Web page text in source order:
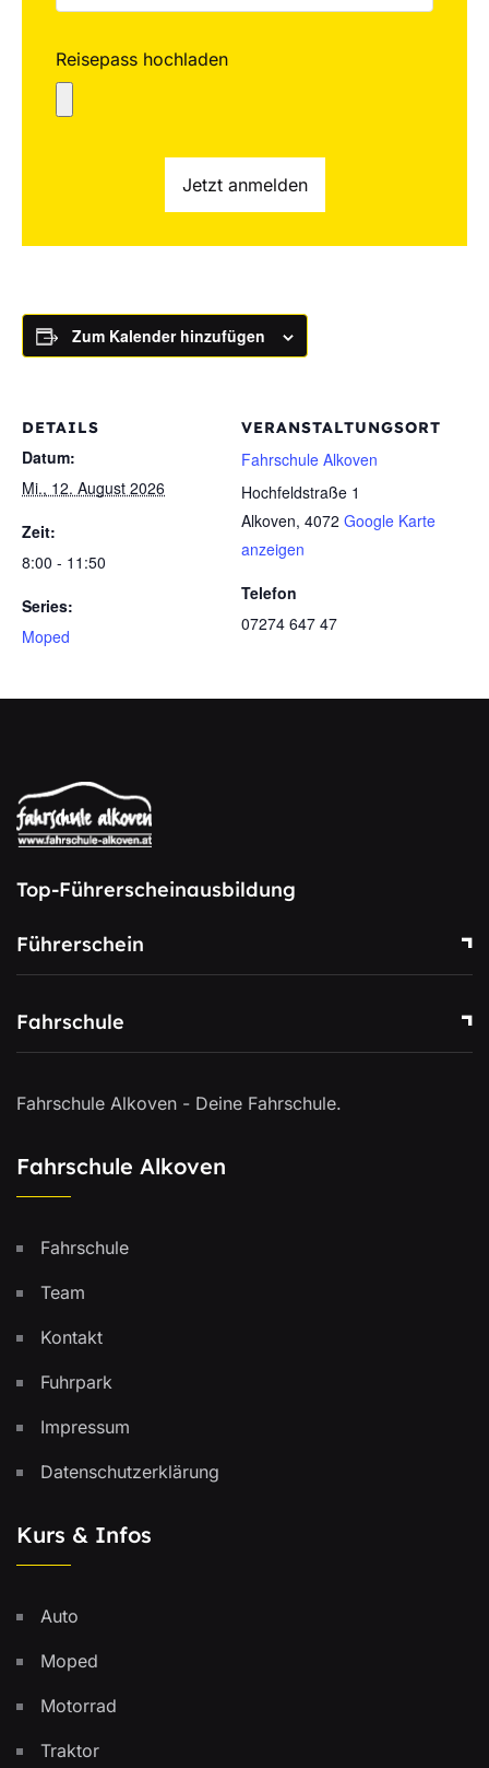
Reisepass hochladen
Zum Kalender hinzufügen
DETAILS
Datum:
Mi., 12. August 2026
Zeit:
8:00 - 11:50
Series:
Moped
VERANSTALTUNGSORT
Fahrschule Alkoven
Hochfeldstraße 1
Alkoven, 4072 Google Karte
anzeigen
Telefon
07274 647 47
Top-Führerscheinausbildung
Führerschein
Fahrschule
Fahrschule Alkoven - Deine Fahrschule.
Fahrschule Alkoven
Fahrschule
Team
Kontakt
Fuhrpark
Impressum
Datenschutzerklärung
Kurs & Infos
Auto
Moped
Motorrad
Traktor